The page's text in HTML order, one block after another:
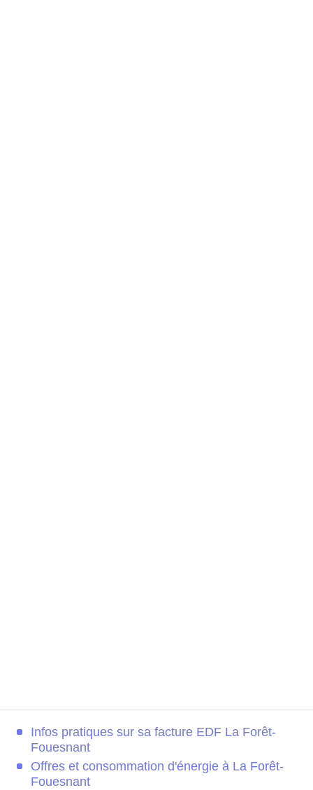
Infos pratiques sur sa facture EDF La Forêt-
Fouesnant
Offres et consommation d'énergie à La Forêt-
Fouesnant